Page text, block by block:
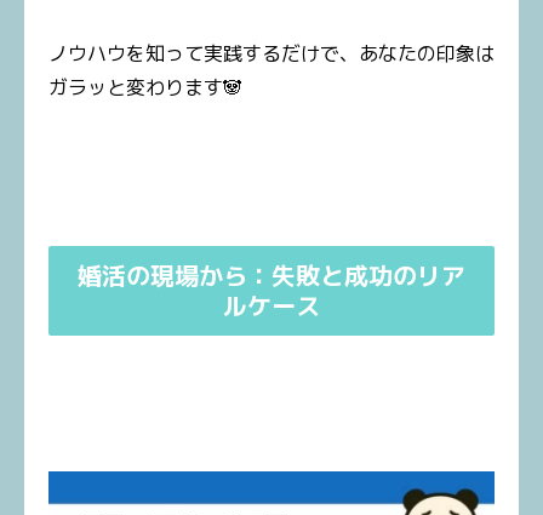
ノウハウを知って実践するだけで、あなたの印象は
ガラッと変わります🐼
婚活の現場から：失敗と成功のリア
ルケース